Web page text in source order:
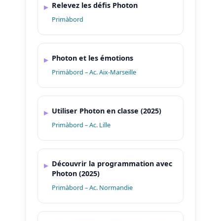
Relevez les défis Photon
Primàbord
Photon et les émotions
Primàbord – Ac. Aix-Marseille
Utiliser Photon en classe (2025)
Primàbord – Ac. Lille
Découvrir la programmation avec
Photon (2025)
Primàbord – Ac. Normandie